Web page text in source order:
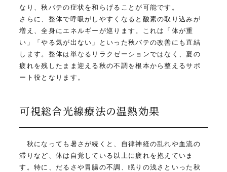
なり、秋バテの症状を和らげることが可能です。
さらに、整体で呼吸がしやすくなると酸素の取り込みが
増え、全身にエネルギーが巡ります。これは「体が重
い」「やる気が出ない」といった秋バテの改善にも直結
します。整体は単なるリラクゼーションではなく、夏の
疲れを残したまま迎える秋の不調を根本から整えるサポ
ート役となります。
可視総合光線療法の温熱効果
秋になっても暑さが続くと、自律神経の乱れや血流の
滞りなど、体は自覚している以上に疲れを抱えていま
す。特に、だるさや胃腸の不調、眠りの浅さといった秋